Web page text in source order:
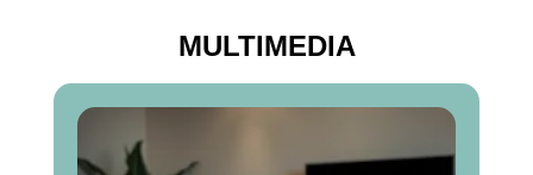
MULTIMEDIA